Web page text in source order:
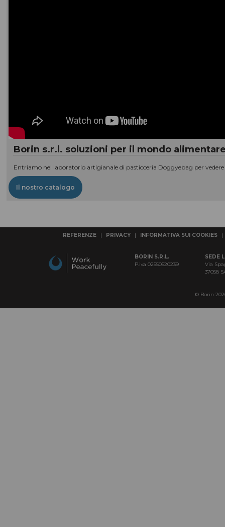
Borin s.r.l. soluzioni per il mondo
Entriamo nel laboratorio artigianale di pasticceria Doggyebag per
Il nostro catalogo
REFERENZE | PRIVACY | INFORMATIVA SUI COOKIES |
BORIN S.R.L.
P.iva 02550520239
SEDE
Via
37058
© Borin